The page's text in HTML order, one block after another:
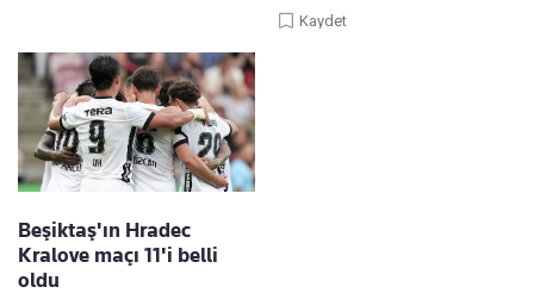
Kaydet
Beşiktaş'ın Hradec
Kralove maçı 11'i belli
oldu